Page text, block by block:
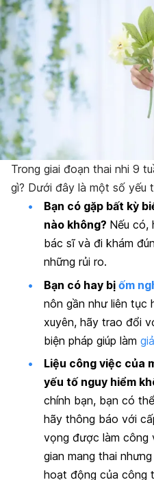
Trong giai đoạn thai nhi 9
gì? Dưới đây là một số yếu
Bạn có gặp bất kỳ
nào không? Nếu có,
bác sĩ và đi khám
những rủi ro.
Bạn có hay bị ốm
nôn gần như liên tục
xuyên, hãy trao đổi
biện pháp giúp làm
Liệu công việc của
yếu tố nguy hiểm
chính bạn, bạn có
hãy thông báo với
vọng được làm công
gian mang thai
hoạt động của công